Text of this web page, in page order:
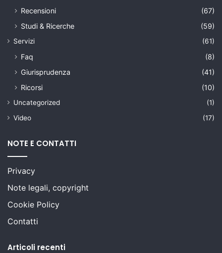
Recensioni
(67)
Studi & Ricerche
(59)
Servizi (61)
Faq
(8)
Giurisprudenza
(41)
Ricorsi
(10)
Uncategorized
(1)
Video
(17)
NOTE E CONTATTI
Privacy
Note legali, copyright
Cookie Policy
Contatti
Articoli recenti